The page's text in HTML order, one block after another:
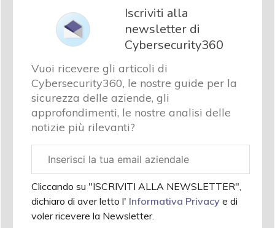
Iscriviti alla
newsletter di
Cybersecurity360
Vuoi ricevere gli articoli di
Cybersecurity360, le nostre guide per la
sicurezza delle aziende, gli
approfondimenti, le nostre analisi delle
notizie più rilevanti?
aziendale
Cliccando su "ISCRIVITI ALLA NEWSLETTER",
dichiaro di aver letto l' Informativa Privacy e di
voler ricevere la Newsletter.